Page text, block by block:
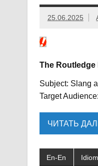
25.06.2025
The
Subject: Slang
Target
ЧИТАТЬ
En-En